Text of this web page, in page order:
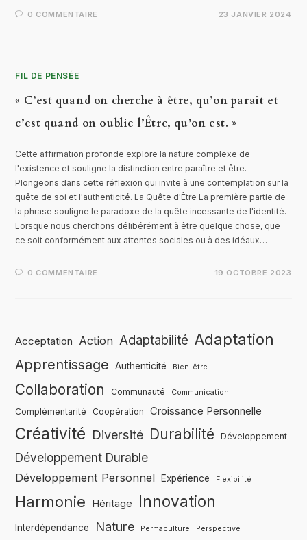
0 COMMENTAIRE 23 JANVIER 2024
FIL DE PENSÉE
« C’est quand on cherche à être, qu’on parait et
c’est quand on oublie l’Être, qu’on est. »
Cette affirmation profonde explore la nature complexe de
l'existence et souligne la distinction entre paraître et être.
Plongeons dans cette réflexion qui invite à une contemplation sur la
quête de soi et l'authenticité. La Quête d'Être La première partie de
la phrase souligne le paradoxe de la quête incessante de l'identité.
Lorsque nous cherchons délibérément à être quelque chose, que
ce soit conformément aux attentes sociales ou à des idéaux…
0 COMMENTAIRE 19 OCTOBRE 2023
Acceptation Action Adaptabilité Adaptation
Apprentissage Authenticité Bien-être
Collaboration Communauté Communication
Complémentarité Coopération Croissance Personnelle
Créativité Diversité Durabilité Développement
Développement Durable
Développement Personnel Expérience Flexibilité
Harmonie Héritage Innovation
Interdépendance Nature Permaculture Perspective